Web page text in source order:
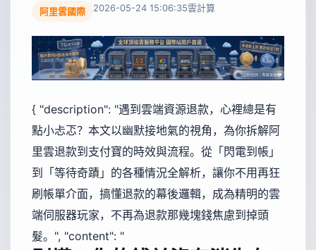
阿里雲國際 2026-05-24 15:06:35雲計算
{ "description": "遇到雲端資源退款，心裡總是有
點小忐忑？本文以幽默接地氣的視角，為你拆解阿
里雲退款到支付寶的時效與流程。從「閃電到帳」
到「等待奇蹟」的各種情況全解析，讓你不用再狂
刷帳單介面，搞懂退款的幕後邏輯，成為精明的雲
端伺服器玩家，不再為退款那幾塊錢焦慮到掉頭
髮。", "content": "